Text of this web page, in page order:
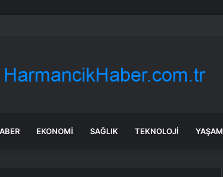
Düştü, Şirket İnceleme Başlattı
EKONOMI SAĞLIK TEKNOLOJI YAŞAM